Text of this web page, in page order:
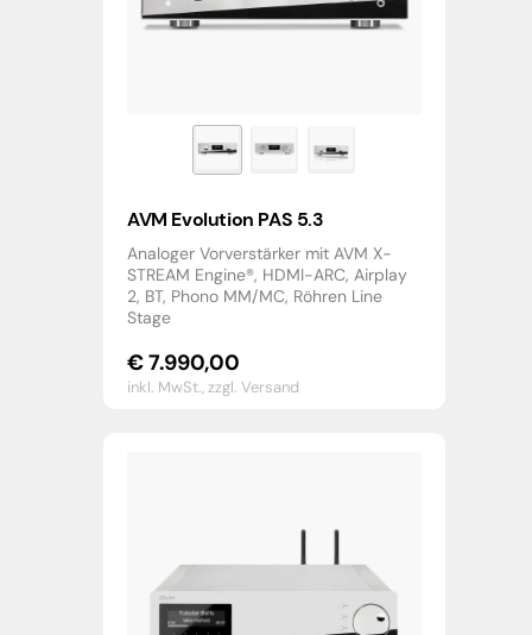
AVM Evolution PAS 5.3
Analoger Vorverstärker mit AVM X-
STREAM Engine®, HDMI-ARC, Airplay
2, BT, Phono MM/MC, Röhren Line
Stage
€7.990,00
inkl. MwSt.,zzgl. Versand